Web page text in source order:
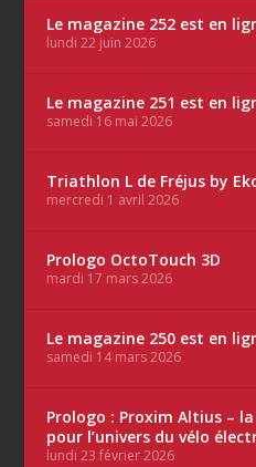
Le magazine 252 est en
lundi 22 juin 2026
Le magazine 251 est en
samedi 16 mai 2026
Triathlon L de Fréjus by
mercredi 1 avril 2026
Prologo OctoTouch 3D
mardi 17 mars 2026
Le magazine 250 est en
samedi 14 mars 2026
Prologo : Proxim Altius –
pour l’univers du vélo
lundi 23 février 2026